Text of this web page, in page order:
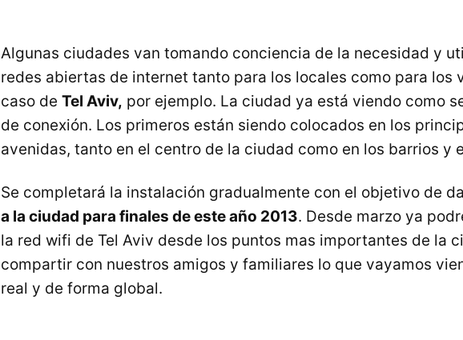
Algunas ciudades van tomando conciencia de la necesidad y
redes abiertas de internet tanto para los locales como para los
caso de Tel Aviv, por ejemplo. La ciudad ya está viendo como
de conexión. Los primeros están siendo colocados en los
avenidas, tanto en el centro de la ciudad como en los barrios y
Se completará la instalación gradualmente con el objetivo de
a la ciudad para finales de este año 2013. Desde marzo ya
la red wifi de Tel Aviv desde los puntos mas importantes de la
compartir con nuestros amigos y familiares lo que vayamos
real y de forma global.